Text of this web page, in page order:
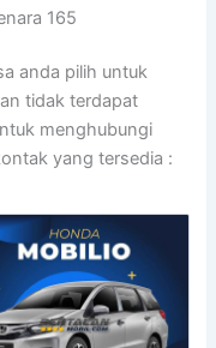
165
anda pilih untuk
tidak terdapat
menghubungi
yang tersedia :